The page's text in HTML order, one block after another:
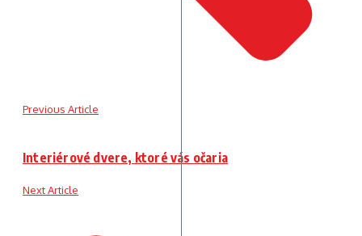
Previous Article
Interiérové dvere, ktoré vás očaria
Next Article